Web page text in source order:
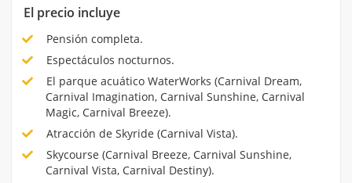
El precio incluye
Pensión completa.
Espectáculos nocturnos.
El parque acuático WaterWorks (Carnival Dream,
Carnival Imagination, Carnival Sunshine, Carnival
Magic, Carnival Breeze).
Atracción de Skyride (Carnival Vista).
Skycourse (Carnival Breeze, Carnival Sunshine,
Carnival Vista, Carnival Destiny).